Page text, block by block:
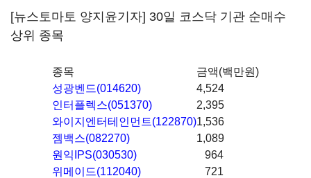
[뉴스토마토 양지윤기자] 30일 코스닥 기관 순매수
상위 종목
종목
금액(백만원)
성광벤드(014620)
4,524
인터플렉스(051370)
2,395
와이지엔터테인먼트(122870)1,536
젬백스(082270)
1,089
원익IPS(030530)
964
위메이드(112040)
721